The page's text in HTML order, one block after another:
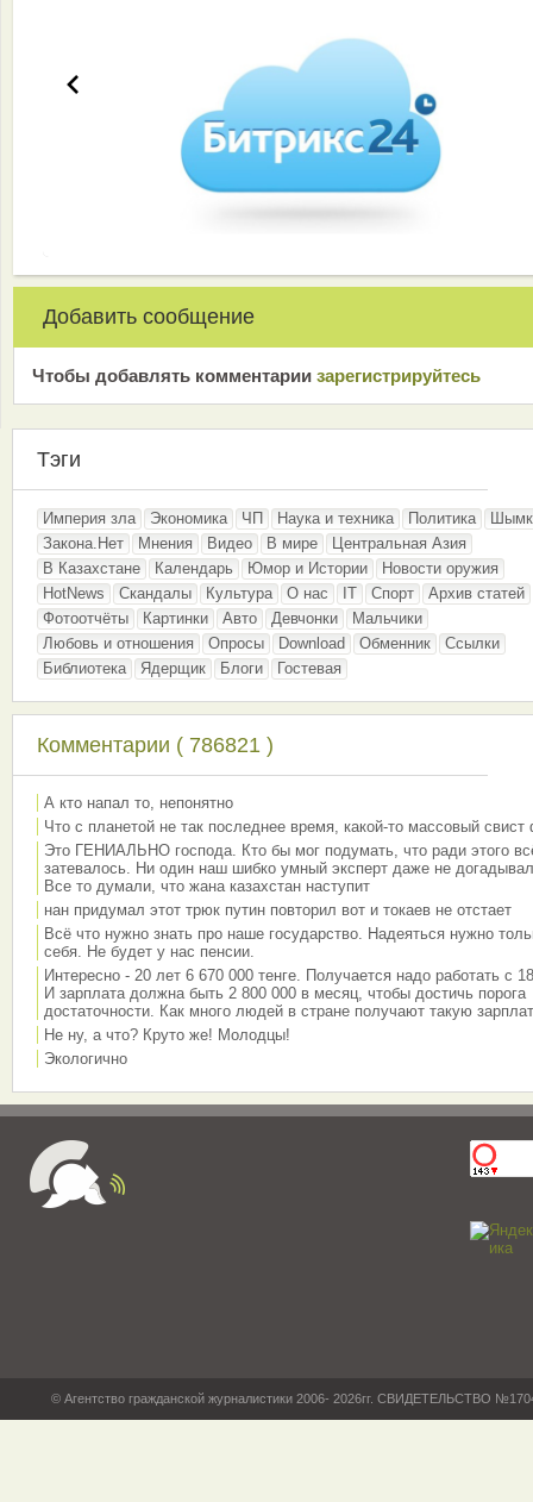
Добавить сообщение
Чтобы добавлять комментарии зарeгиcтрирyйтeсь
Тэги
Империя зла Экономика ЧП Наука и техника Политика
Закона.Нет
Мнения Видео В мире
Центральная Азия
В Казахстане
Календарь Юмор и Истории
Новости оружия
HotNews
Скандалы Культура О нас IT Спорт
Архив статей
Фотоотчёты
Картинки Авто Девчонки
Мальчики
Любовь и отношения
Опросы Download Обменник
Ссылки
Библиотека
Ядерщик Блоги Гостевая
Комментарии ( 786821 )
А кто напал то, непонятно
Что с планетой не так последнее время, какой-то массовый свист
Это ГЕНИАЛЬНО господа. Кто бы мог подумать, что ради этого
затевалось. Ни один наш шибко умный эксперт даже не
Все то думали, что жана казахстан наступит
нан придумал этот трюк путин повторил вот и токаев не отстает
Всё что нужно знать про наше государство. Надеяться нужно
себя. Не будет у нас пенсии.
Интересно - 20 лет 6 670 000 тенге. Получается надо работать с
И зарплата должна быть 2 800 000 в месяц, чтобы достичь порога
достаточности. Как много людей в стране получают такую
Не ну, а что? Круто же! Молодцы!
Экологично
© Агентство гражданской журналистики 2006- 2026гг. СВИДЕТЕЛЬСТВО